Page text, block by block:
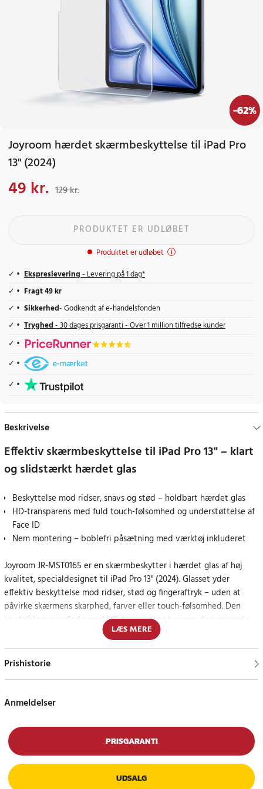
-62%
Joyroom hærdet skærmbeskyttelse til iPad Pro
13" (2024)
Nuværende pris
49 kr. 129 kr.
PRODUKTET ER UDLØBET
Produktet er udløbet
Ekspreslevering- Levering på 1 dag*
Fragt 49 kr
Sikkerhed- Godkendt af e-handelsfonden
Tryghed- 30 dages prisgaranti - Over 1 million tilfredse kunder
Beskrivelse
Effektiv skærmbeskyttelse til iPad Pro 13" – klart
og slidstærkt hærdet glas
Beskyttelse mod ridser, snavs og stød – holdbart hærdet glas
HD-transparens med fuld touch-følsomhed og understøttelse af
Face ID
Nem montering – boblefri påsætning med værktøj inkluderet
Joyroom JR-MST0165 er en skærmbeskytter i hærdet glas af høj
kvalitet, specialdesignet til iPad Pro 13" (2024). Glasset yder
effektiv beskyttelse mod ridser, stød og fingeraftryk – uden at
påvirke skærmens skarphed, farver eller touch-følsomhed. Den
krystalklare overflade med HD-transparens bevarer den originale
billedkvalitet – ideel til både arbejde og underholdning.
Den smuds- og fingeraftryksafvisende belægning holder skærmen
præcist udskårne glas sikrer fuld touch-funktion og er fuldt
Gennemtænkt beskyttelse til din iPad
Med Joyroom JR-MST0165 får du en skærmbeskytter, der
kombinerer funktionalitet, æstetik og holdbarhed – perfekt til
LÆS MERE
Prishistorie
Anmeldelser
PRISGARANTI
UDSALG